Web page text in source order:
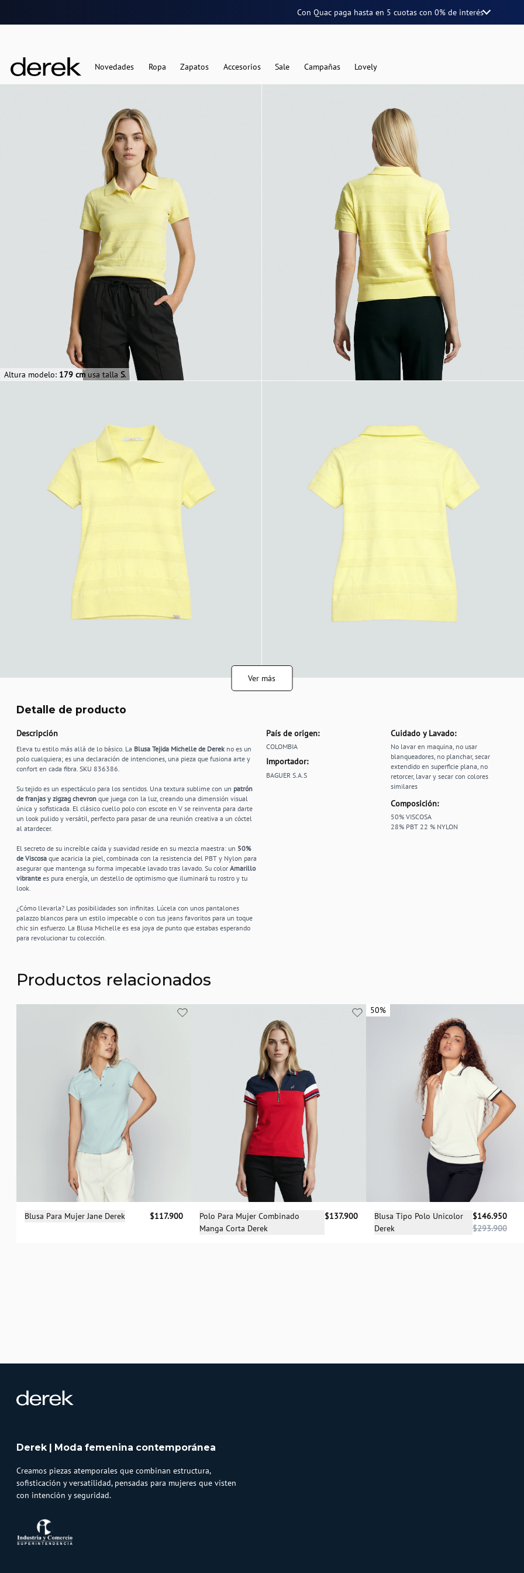
Con Quac paga hasta en 5 cuotascon 0% de interés
Novedades Ropa Zapatos Accesorios Sale Campañas Lovely
Altura modelo: 179 cm usa talla S.
Ver más
Detalle de producto
Descripción
Eleva tu estilo más allá de lo básico. La Blusa Tejida Michelle de Derek no es un
polo cualquiera; es una declaración de intenciones, una pieza que fusiona arte y
confort en cada fibra. SKU 836386.
Su tejido es un espectáculo para los sentidos. Una textura sublime con un patrón
de franjas y zigzag chevron que juega con la luz, creando una dimensión visual
única y sofisticada. El clásico cuello polo con escote en V se reinventa para darte
un look pulido y versátil, perfecto para pasar de una reunión creativa a un cóctel
al atardecer.
El secreto de su increíble caída y suavidad reside en su mezcla maestra: un 50%
de Viscosa que acaricia la piel, combinada con la resistencia del PBT y Nylon para
asegurar que mantenga su forma impecable lavado tras lavado. Su color Amarillo
vibrante es pura energía, un destello de optimismo que iluminará tu rostro y tu
look.
¿Cómo llevarla? Las posibilidades son infinitas. Lúcela con unos pantalones
palazzo blancos para un estilo impecable o con tus jeans favoritos para un toque
chic sin esfuerzo. La Blusa Michelle es esa joya de punto que estabas esperando
para revolucionar tu colección.
País de origen:
COLOMBIA
Importador:
BAGUER S.A.S
Cuidado y Lavado:
No lavar en maquina, no usar
blanqueadores, no planchar, secar
extendido en superficie plana, no
retorcer, lavar y secar con colores
similares
Composición:
50% VISCOSA
28% PBT 22 % NYLON
Productos relacionados
Selecciona una talla
Blusa Para Mujer Jane Derek $117.900 Selecciona una talla
Polo Para Mujer Combinado
Manga Corta Derek
$137.900
50%
50%
Selecciona una talla
Blusa Tipo Polo Unicolor
Derek
$146.950
$293.900
Derek | Moda femenina contemporánea
Creamos piezas atemporales que combinan estructura,
sofisticación y versatilidad, pensadas para mujeres que visten
con intención y seguridad.